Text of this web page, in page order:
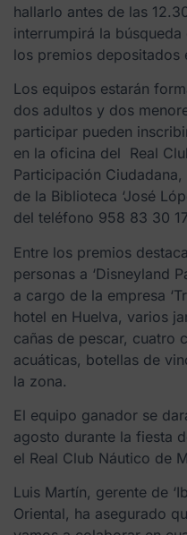
hallarlo antes de las
interrumpirá la
los premios depositados
Los equipos estarán
dos adultos y dos
participar pueden
en la oficina del Real
Participación
de la Biblioteca ‘José
del teléfono 958 83 30
Entre los premios
personas a ‘Disneyland
a cargo de la empresa
hotel en Huelva, varios
cañas de pescar, cuatro
acuáticas, botellas de
la zona.
El equipo ganador se
agosto durante la fiesta
el Real Club Náutico de
Luis Martín, gerente de
Oriental, ha asegurado